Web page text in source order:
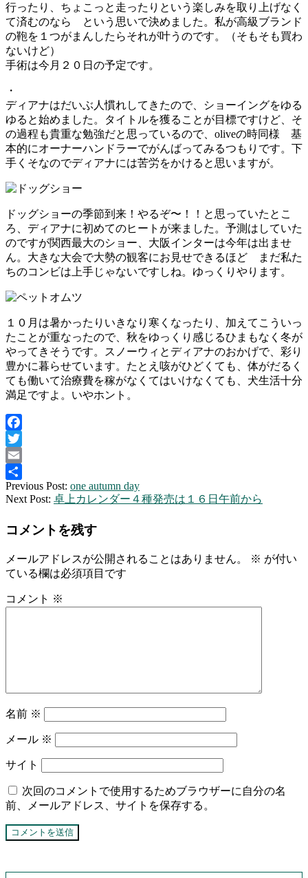
行ったり、ちょこっと走ったりという楽しみを取り上げなく
て済むのなら という思いで決めました。私が高級ブランド
の鞄を１つがまんしたらそれが叶うのです。（そもそも買わ
ないけど）
手術は今月２０日の予定です。
・
ディアナはだいぶ人慣れしてきたので、ショーイングをゆる
ゆると始めました。タイトルを獲ることが目標ですけど、そ
の過程も貴重な勉強だと思っているので、oliveの時同様 基
本的にオーナーハンドラーでがんばってみるつもりです。下
手くそなのでディアナには苦労をかけると思いますが。
ドッグショーの季節到来！やるぞ〜！！と思っていたとこ
ろ、ディアナに初めてのヒートが来ました。予測はしていた
のですが関西最大のショー、大阪インターは今年は出ませ
ん。大きな大会で大勢の観客にお見せできるほど まだ私た
ちのコンビは上手じゃないですしね。ゆっくりやります。
１０月は暑かったりいきなり寒くなったり、加えてこういっ
たことが重なったので、秋をゆっくり感じるひまもなく冬が
やってきそうです。スノーウィとディアナのおかげで、彩り
豊かに暮らせています。たとえ咳がひどくても、体がだるく
ても働いて治療費を稼がなくてはいけなくても、犬生活十分
満足ですよ。いやホント。
Facebook
Twitter
Email
共
有
2015-
11-
Previous Post: one autumn day
Next Post: 卓上カレンダー４種発売は１６日午前から
コメントを残す
メールアドレスが公開されることはありません。 ※ が付い
ている欄は必須項目です
コメント ※
名前 ※
メール ※
サイト
次回のコメントで使用するためブラウザーに自分の名
前、メールアドレス、サイトを保存する。